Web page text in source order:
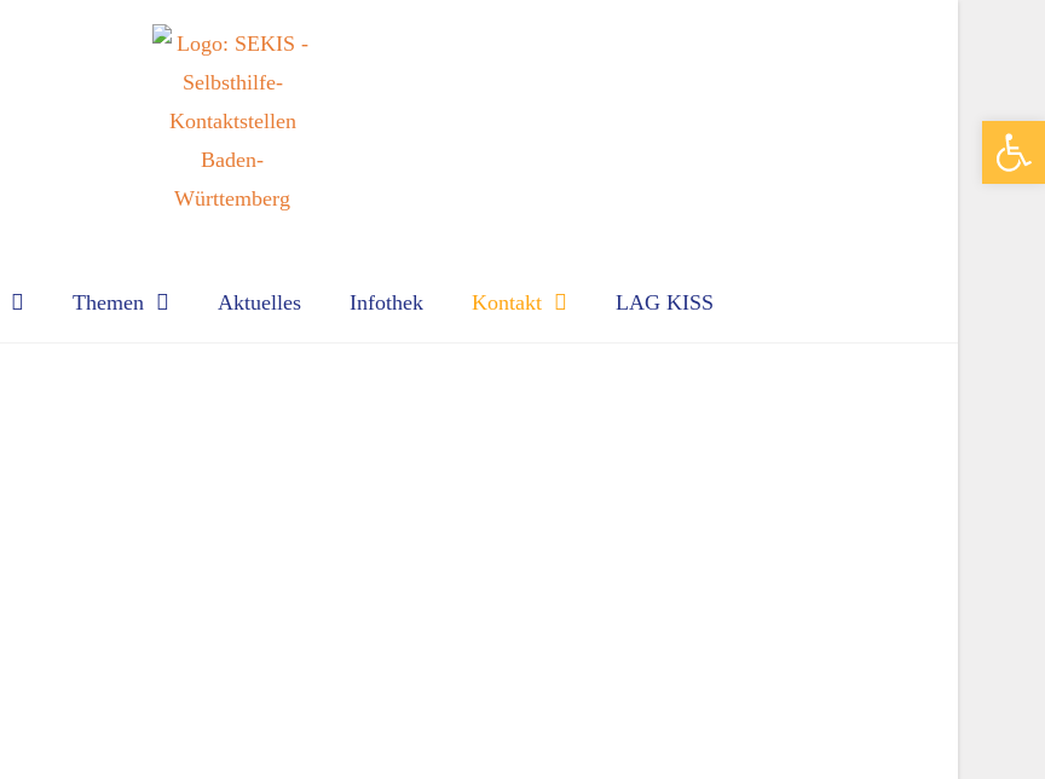
Themen Aktuelles Infothek Kontakt LAG KISS